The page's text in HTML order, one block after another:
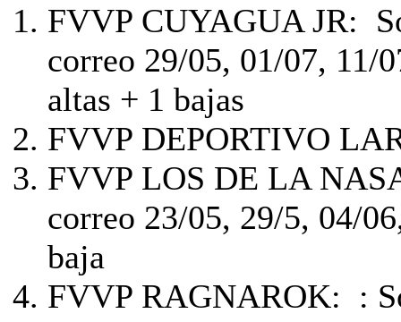
FVVP CUYAGUA JR:
correo 29/05, 01/07, 11/
altas + 1 bajas
FVVP DEPORTIVO
FVVP LOS DE LA
correo 23/05, 29/5, 04/
baja
FVVP RAGNAROK: :